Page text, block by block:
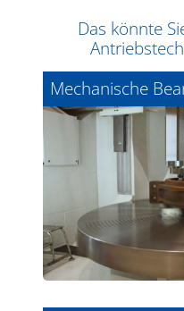
Das könnte
Mechanische